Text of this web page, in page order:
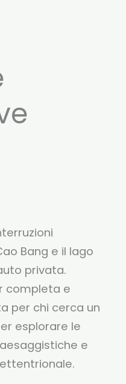
Bang e il lago
privata.
completa e
per chi cerca un
esplorare le
e